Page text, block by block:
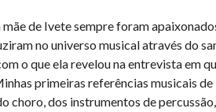
mãe de Ivete sempre foram
no universo musical através do
o que ela revelou na entrevista em
primeiras referências musicais
choro, dos instrumentos de